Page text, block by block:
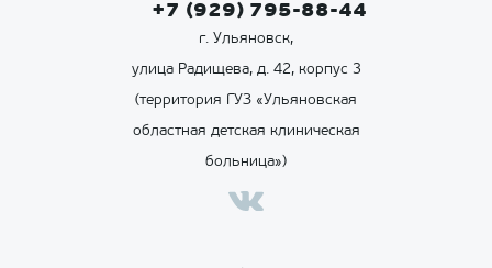
+7 (929) 795-88-44
г. Ульяновск,
улица Радищева, д. 42, корпус 3
(территория ГУЗ «Ульяновская
областная детская клиническая
больница»)